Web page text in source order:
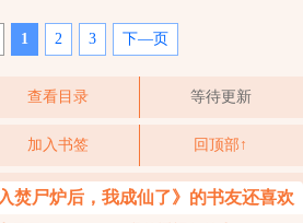
1 2 3 下—页
查看目录 等待更新
加入书签 回顶部↑
焚尸炉后，我成仙了》的书友还喜欢